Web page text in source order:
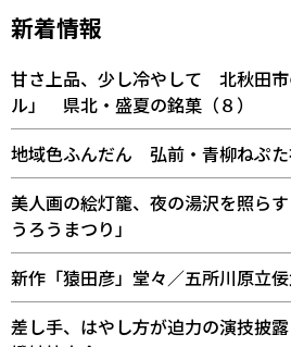
新着情報
甘さ上品、少し冷やして 北秋田市
ル」 県北・盛夏の銘菓（８）
地域色ふんだん 弘前・青柳ねぷ
美人画の絵灯籠、夜の湯沢を照ら
うろうまつり」
新作「猿田彦」堂々／五所川原立
差し手、はやし方が迫力の演技披